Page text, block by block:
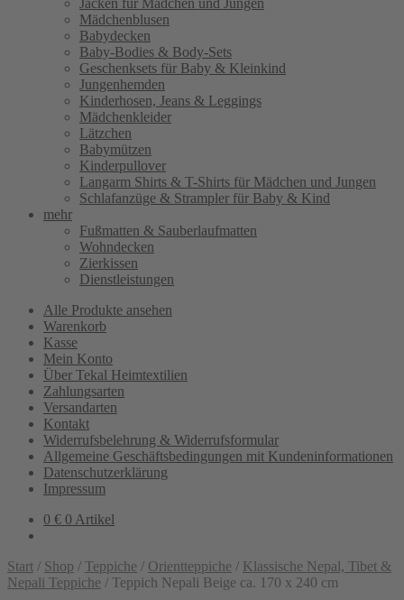
Jacken für Mädchen und Jungen
Mädchenblusen
Babydecken
Baby-Bodies & Body-Sets
Geschenksets für Baby & Kleinkind
Jungenhemden
Kinderhosen, Jeans & Leggings
Mädchenkleider
Lätzchen
Babymützen
Kinderpullover
Langarm Shirts & T-Shirts für Mädchen und Jungen
Schlafanzüge & Strampler für Baby & Kind
mehr
Fußmatten & Sauberlaufmatten
Wohndecken
Zierkissen
Dienstleistungen
Alle Produkte ansehen
Warenkorb
Kasse
Mein Konto
Über Tekal Heimtextilien
Zahlungsarten
Versandarten
Kontakt
Widerrufsbelehrung & Widerrufsformular
Allgemeine Geschäftsbedingungen mit Kundeninformationen
Datenschutzerklärung
Impressum
0 € 0 Artikel
Start / Shop / Teppiche / Orientteppiche / Klassische Nepal, Tibet &
Nepali Teppiche / Teppich Nepali Beige ca. 170 x 240 cm